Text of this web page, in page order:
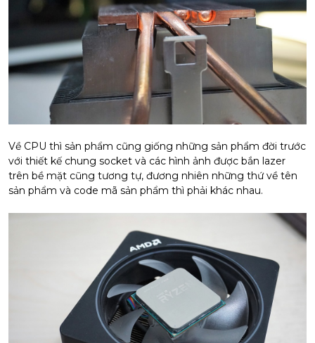
Về CPU thì sản phẩm cũng giống những sản phẩm đời trước
với thiết kế chung socket và các hình ảnh được bắn lazer
trên bề mặt cũng tương tự, đương nhiên những thứ về tên
sản phẩm và code mã sản phẩm thì phải khác nhau.